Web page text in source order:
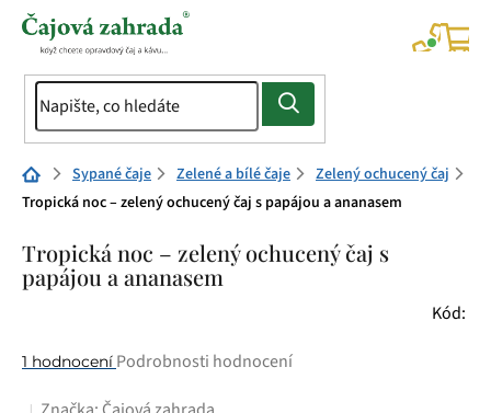
Přejít
Domů Sypané čaje Zelené a bílé čaje
Zelený ochucený čaj
Tropická noc – zelený ochucený čaj s papájou a ananasem
Tropická noc – zelený ochucený čaj s
papájou a ananasem
Kód:
Průměrné
1 hodnocení Podrobnosti hodnocení